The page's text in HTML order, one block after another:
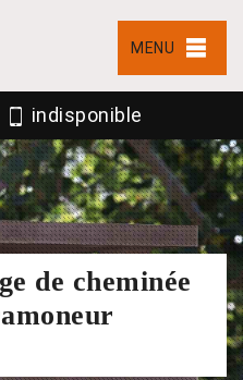
MENU
indisponible
de cheminée